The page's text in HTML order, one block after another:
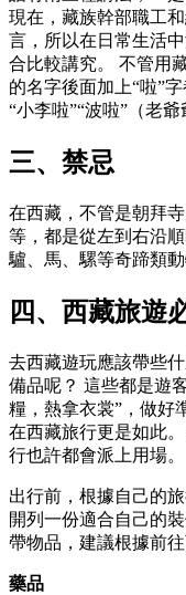
現在，藏族幹部職工
言，所以在日常生活
合比較講究。 不管用
的名字後面加上“啦”
“小李啦”“波啦”（老
三、禁忌
在西藏，不管是朝拜
等，都是從左到右沿
驢、馬、騾等奇蹄類動
四、西藏旅遊
去西藏遊玩應該帶些
備品呢？ 這些都是遊
糧，熱拿衣裳”，做好
在西藏旅行更是如此
行也許都會派上用場。
出行前，根據自己的
開列一份適合自己的
帶物品，建議根據前
藥品